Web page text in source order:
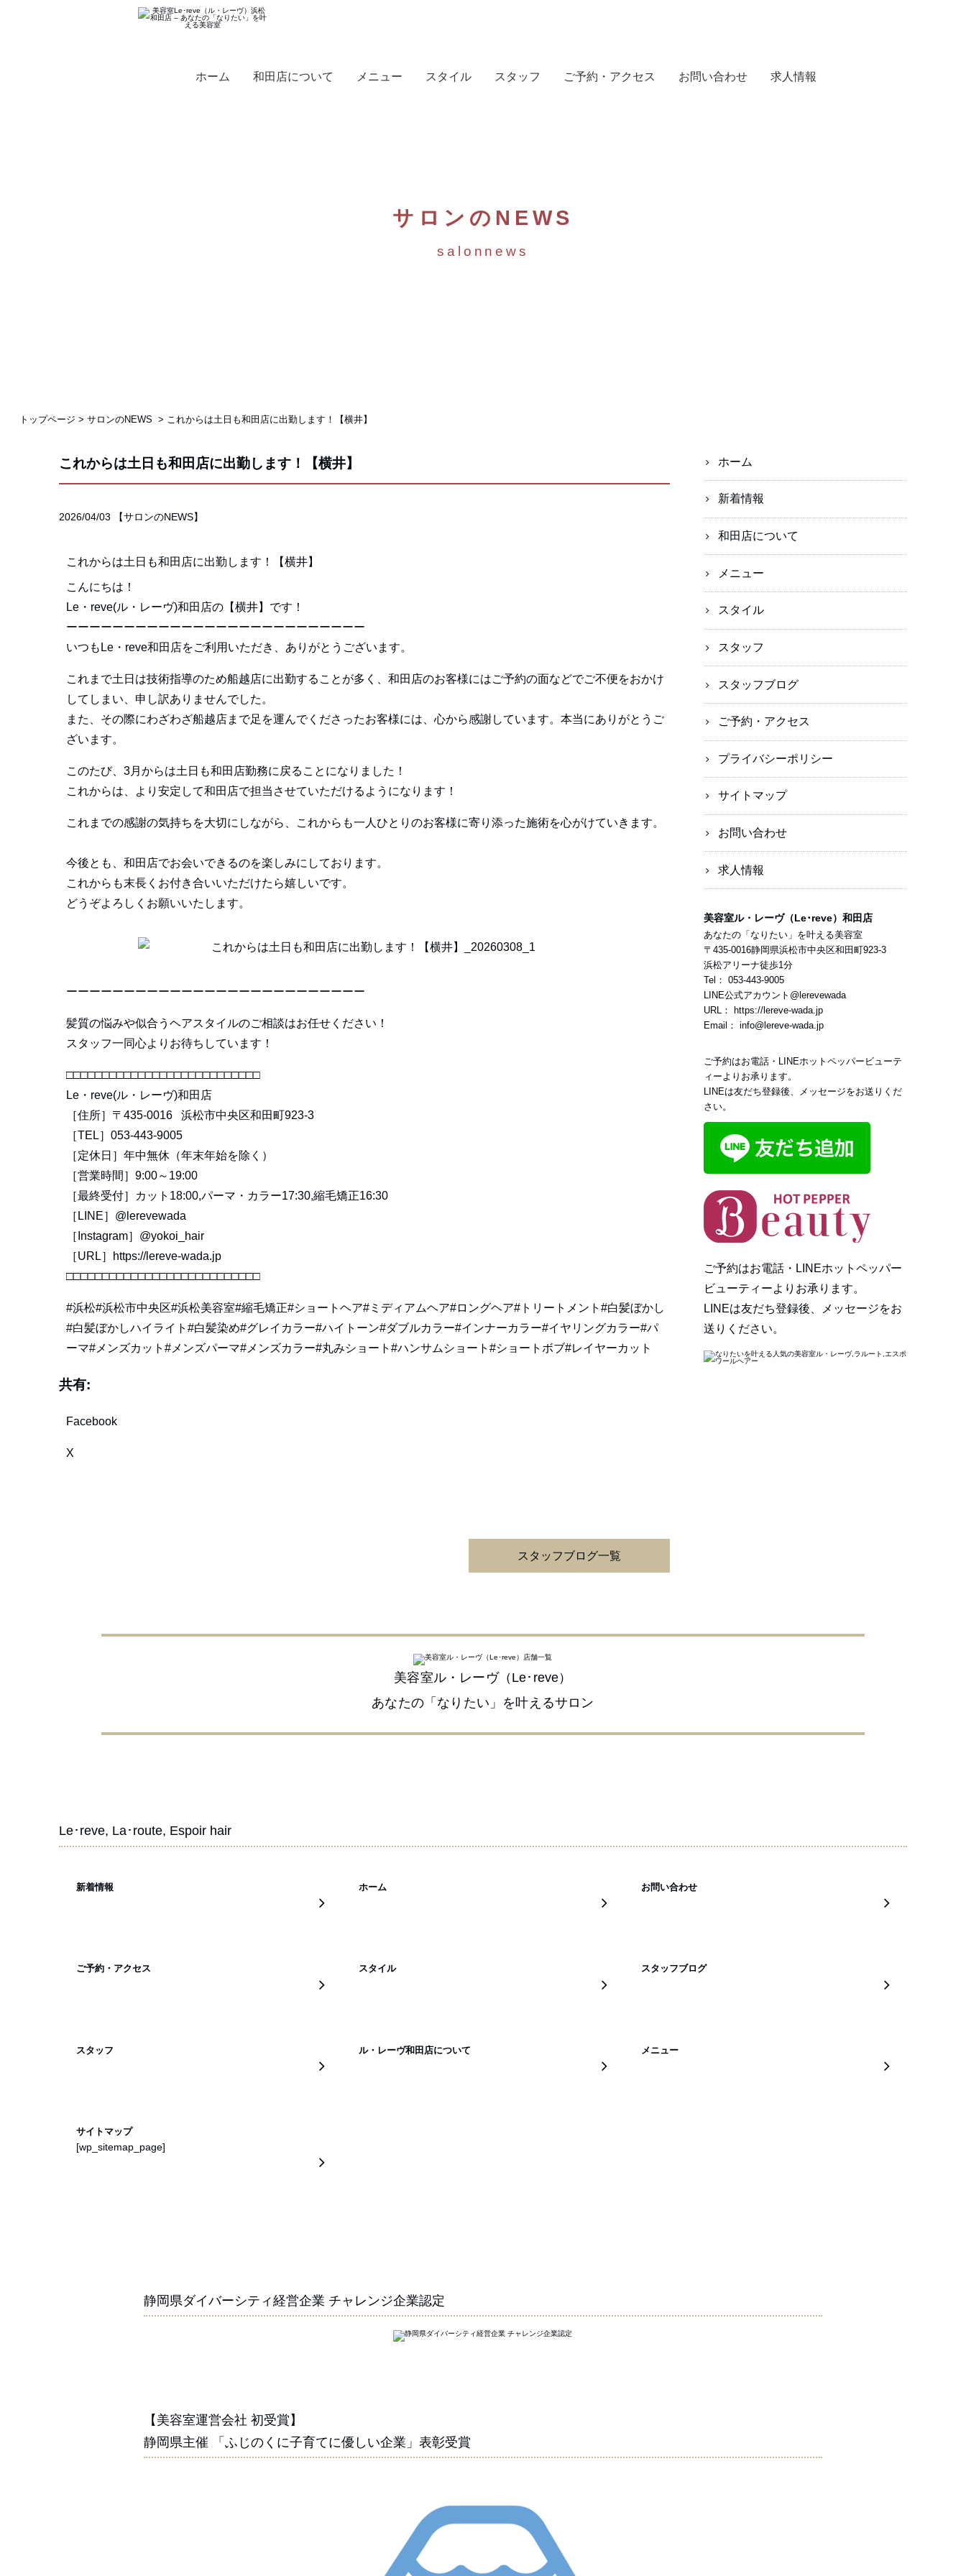
ホーム 和田店について メニュー スタイル スタッフ ご予約・アクセス お問い合わせ 求人情報
サロンのNEWS
salonnews
トップページ > サロンのNEWS > これからは土日も和田店に出勤します！【横井】
これからは土日も和田店に出勤します！【横井】
2026/04/03 【サロンのNEWS】
これからは土日も和田店に出勤します！【横井】
こんにちは！
Le・reve(ル・レーヴ)和田店の【横井】です！
ーーーーーーーーーーーーーーーーーーーーーーーーーー
いつもLe・reve和田店をご利用いただき、ありがとうございます。
これまで土日は技術指導のため船越店に出勤することが多く、和田店のお客様にはご予約の面などでご不便をおかけ
してしまい、申し訳ありませんでした。
また、その際にわざわざ船越店まで足を運んでくださったお客様には、心から感謝しています。本当にありがとうご
ざいます。
このたび、3月からは土日も和田店勤務に戻ることになりました！
これからは、より安定して和田店で担当させていただけるようになります！
これまでの感謝の気持ちを大切にしながら、これからも一人ひとりのお客様に寄り添った施術を心がけていきます。
今後とも、和田店でお会いできるのを楽しみにしております。
これからも末長くお付き合いいただけたら嬉しいです。
どうぞよろしくお願いいたします。
ーーーーーーーーーーーーーーーーーーーーーーーーーー
髪質の悩みや似合うヘアスタイルのご相談はお任せください！
スタッフ一同心よりお待ちしています！
□□□□□□□□□□□□□□□□□□□□□□□□□□□
Le・reve(ル・レーヴ)和田店
［住所］〒435-0016 浜松市中央区和田町923-3
［TEL］053-443-9005
［定休日］年中無休（年末年始を除く）
［営業時間］9:00～19:00
［最終受付］カット18:00,パーマ・カラー17:30,縮毛矯正16:30
［LINE］@lerevewada
［Instagram］@yokoi_hair
［URL］https://lereve-wada.jp
□□□□□□□□□□□□□□□□□□□□□□□□□□□
#浜松#浜松市中央区#浜松美容室#縮毛矯正#ショートヘア#ミディアムヘア#ロングヘア#トリートメント#白髪ぼかし
#白髪ぼかしハイライト#白髪染め#グレイカラー#ハイトーン#ダブルカラー#インナーカラー#イヤリングカラー#パ
ーマ#メンズカット#メンズパーマ#メンズカラー#丸みショート#ハンサムショート#ショートボブ#レイヤーカット
共有:
Facebook
X
スタッフブログ一覧
ホーム
新着情報
和田店について
メニュー
スタイル
スタッフ
スタッフブログ
ご予約・アクセス
プライバシーポリシー
サイトマップ
お問い合わせ
求人情報
美容室ル・レーヴ（Le･reve）和田店
あなたの「なりたい」を叶える美容室
〒 435-0016静岡県浜松市中央区和田町923-3
浜松アリーナ徒歩1分
Tel： 053-443-9005
LINE公式アカウント @lerevewada
URL：
https://lereve-wada.jp
Email： info@lereve-wada.jp
ご予約はお電話・LINEホットペッパービューテ
ィーよりお承ります。
LINEは友だち登録後、メッセージをお送りくだ
さい。
ご予約はお電話・LINEホットペッパー
ビューティーよりお承ります。
LINEは友だち登録後、メッセージをお
送りください。
美容室ル・レーヴ（Le･reve）
あなたの「なりたい」を叶えるサロン
Le･reve, La･route, Espoir hair
新着情報 ホーム お問い合わせ
ご予約・アクセス スタイル スタッフブログ
スタッフ ル・レーヴ和田店について メニュー
サイトマップ
[wp_sitemap_page]
静岡県ダイバーシティ経営企業 チャレンジ企業認定
【美容室運営会社 初受賞】
静岡県主催 「ふじのくに子育てに優しい企業」表彰受賞